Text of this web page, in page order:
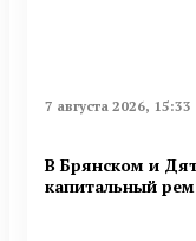
7 августа 2026, 15:33
В Брянском и
капитальный